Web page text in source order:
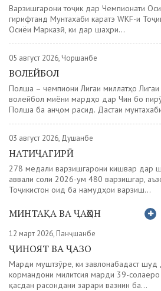
Варзишгарони тоҷик дар Чемпионати
гирифтанд Мунтахаби каратэ WKF-и
Осиёи Марказӣ, ки дар шаҳри...
05 август 2026, Чоршанбе
ВОЛЕЙБОЛ
Полша – чемпиони Лигаи миллатҳо
волейбол миёни мардҳо дар Чин бо
Полша ба анҷом расид. Дастаи
03 август 2026, Душанбе
НАТИҶАГИРӢ
278 медали варзишгарони кишвар дар
аввали соли 2026-ум 480 варзишгар,
Тоҷикистон оид ба намудҳои варзиш...
МИНТАҚА ВА ҶАҲОН
12 март 2026, Панҷшанбе
ҶИНОЯТ ВА ҶАЗО
Марди муштзӯре, ки завлонабадаст
кормандони милитсия марди 39-
қасдан расондани зарари вазнин ба...